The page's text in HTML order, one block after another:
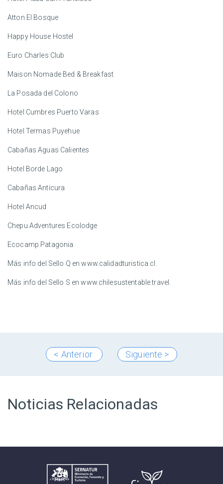
Atton El Bosque
Happy House Hostel
Euro Charles Club
Maison Nomade Bed & Breakfast
La Posada del Colono
Hotel Cumbres Puerto Varas
Hotel Termas Puyehue
Cabañas Aguas Calientes
Hotel Borde Lago
Cabañas Anticura
Hotel Ancud
Chepu Adventures Ecolodge
Ecocamp Patagonia
Más info del Sello Q en www.calidadturistica.cl.
Más info del Sello S en www.chilesustentable.travel.
< Anterior Siguiente >
Noticias Relacionadas